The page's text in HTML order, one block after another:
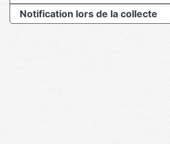
Notification lors de la collecte